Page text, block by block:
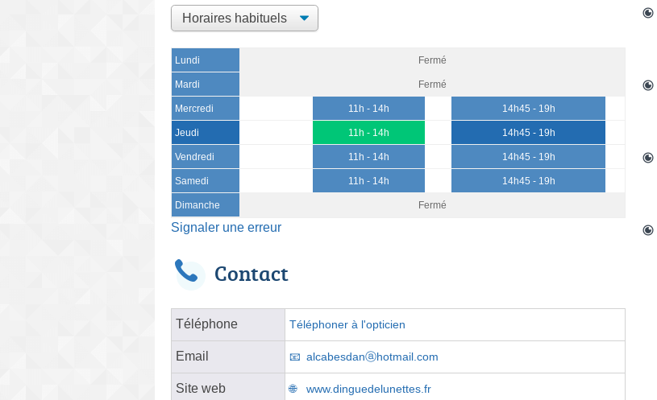
Lundi Fermé
Mardi Fermé
Mercredi 11h - 14h 14h45 - 19h
Jeudi 11h - 14h 14h45 - 19h
Vendredi 11h - 14h 14h45 - 19h
Samedi 11h - 14h 14h45 - 19h
Dimanche Fermé
Signaler une erreur
Contact
Téléphone Téléphoner à l'opticien
Email alcabesdanⓐhotmail.com
Site web www.dinguedelunettes.fr